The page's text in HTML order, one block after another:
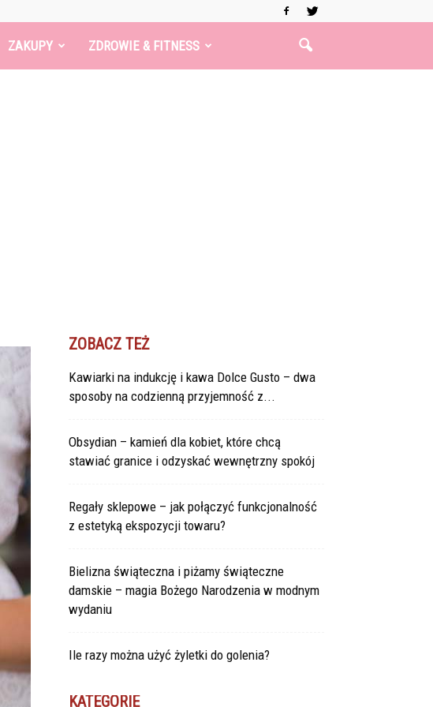
ZAKUPY ZDROWIE & FITNESS
ZOBACZ TEŻ
Kawiarki na indukcję i kawa Dolce Gusto – dwa
sposoby na codzienną przyjemność z...
Obsydian – kamień dla kobiet, które chcą
stawiać granice i odzyskać wewnętrzny spokój
Regały sklepowe – jak połączyć funkcjonalność
z estetyką ekspozycji towaru?
Bielizna świąteczna i piżamy świąteczne
damskie – magia Bożego Narodzenia w modnym
wydaniu
Ile razy można użyć żyletki do golenia?
KATEGORIE